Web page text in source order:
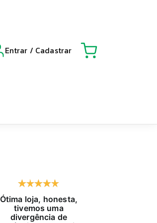
Entrar / Cadastrar
Ótima loja, honesta,
tivemos uma
divergência de